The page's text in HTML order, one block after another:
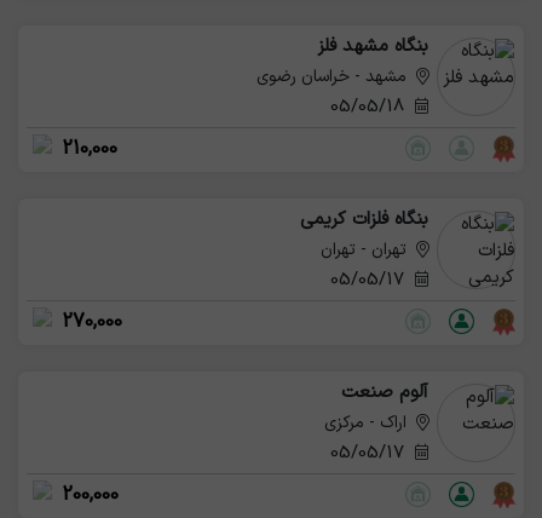
بنگاه مشهد فلز
مشهد - خراسان رضوی
05/05/18
210,000
بنگاه فلزات کریمی
تهران - تهران
05/05/17
270,000
آلوم صنعت
اراک - مرکزی
05/05/17
200,000